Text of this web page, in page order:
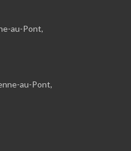
au-Pont,
au-Pont,